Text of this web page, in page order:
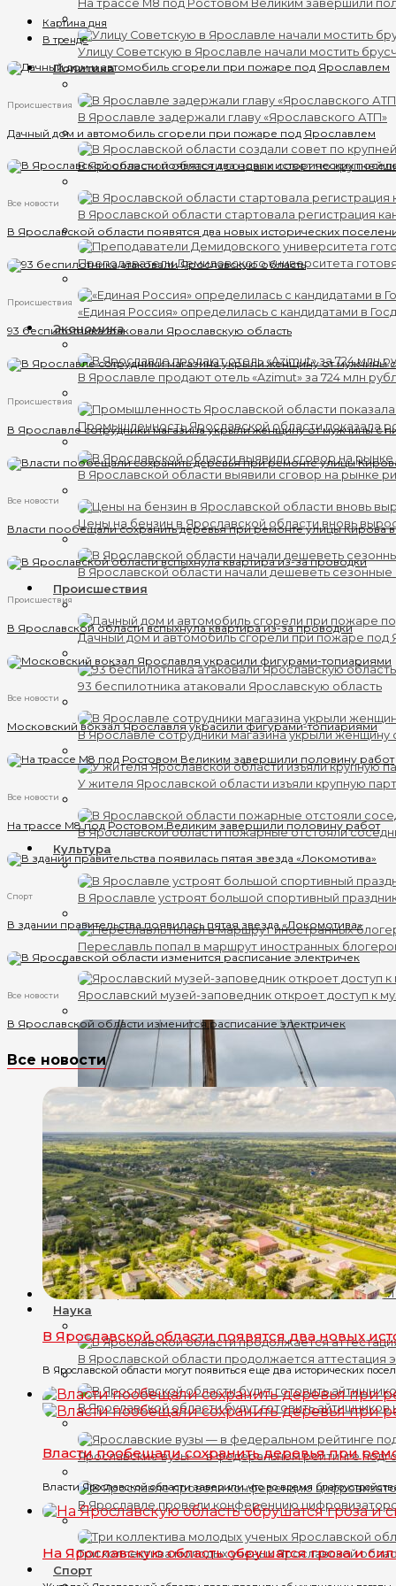
На трассе М8 под Ростовом Великим завершили
Улицу Советскую в Ярославле начали мостить
Политика
В Ярославле задержали главу «Ярославского АТП»
В Ярославской области создали совет по
В Ярославской области стартовала регистрация
Преподаватели Демидовского университета
«Единая Россия» определилась с кандидатами в
Экономика
В Ярославле продают отель «Azimut» за 724 млн
Промышленность Ярославской области показала
В Ярославской области выявили сговор на рынке
Цены на бензин в Ярославской области вновь
В Ярославской области начали дешеветь
Происшествия
Дачный дом и автомобиль сгорели при пожаре под
93 беспилотника атаковали Ярославскую область
В Ярославле сотрудники магазина укрыли
У жителя Ярославской области изъяли крупную
В Ярославской области пожарные отстояли
Культура
В Ярославле устроят большой спортивный
Переславль попал в маршрут иностранных
Ярославский музей-заповедник откроет доступ к
В Переславле прошли масштабные празднования
В центре Ярославля открыли бесплатные
Наука
В Ярославской области продолжается аттестация
В Ярославской области будут готовить айтишников
Ярославские вузы — в федеральном рейтинге
В Ярославле провели конференцию
Три коллектива молодых ученых Ярославской
Спорт
Картина дня
В тренде
Происшествия
Дачный дом и автомобиль сгорели при пожаре под Ярославлем
Все новости
В Ярославской области появятся два новых исторических
Происшествия
93 беспилотника атаковали Ярославскую область
Происшествия
В Ярославле сотрудники магазина укрыли женщину от мужчины с
Все новости
Власти пообещали сохранить деревья при ремонте улицы Кирова
Происшествия
В Ярославской области вспыхнула квартира из-за проводки
Все новости
Московский вокзал Ярославля украсили фигурами-топиариями
Все новости
На трассе М8 под Ростовом Великим завершили половину работ
Спорт
В здании правительства появилась пятая звезда «Локомотива»
Все новости
В Ярославской области изменится расписание электричек
Все новости
В Ярославской области появятся два новых
В Ярославской области могут появиться еще два исторических
Власти пообещали сохранить деревья при
Власти Ярославской области заверили, что во время
На Ярославскую область обрушатся гроза и